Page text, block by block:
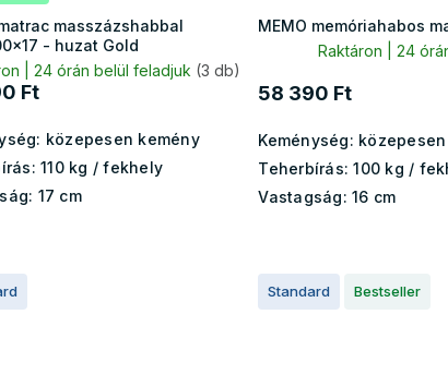
matrac masszázshabbal
- huzat Gold
| 24 órán belül feladjuk (3 db)
Ft
közepesen kemény
110 kg​​​​ / fekhely
17 cm
MEMO memóriahabos
Raktáron | 24
58 390 Ft
Keménység:
Teherbírás: 100 kg​​​​ /
Vastagság: 16 cm
Standard Bestseller